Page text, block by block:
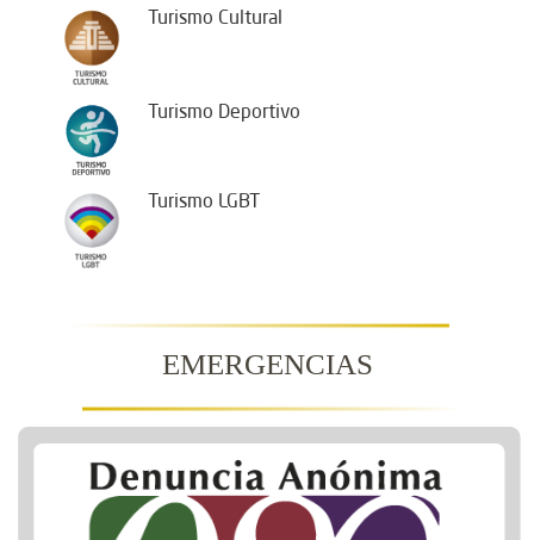
Turismo Cultural
Turismo Deportivo
Turismo LGBT
EMERGENCIAS